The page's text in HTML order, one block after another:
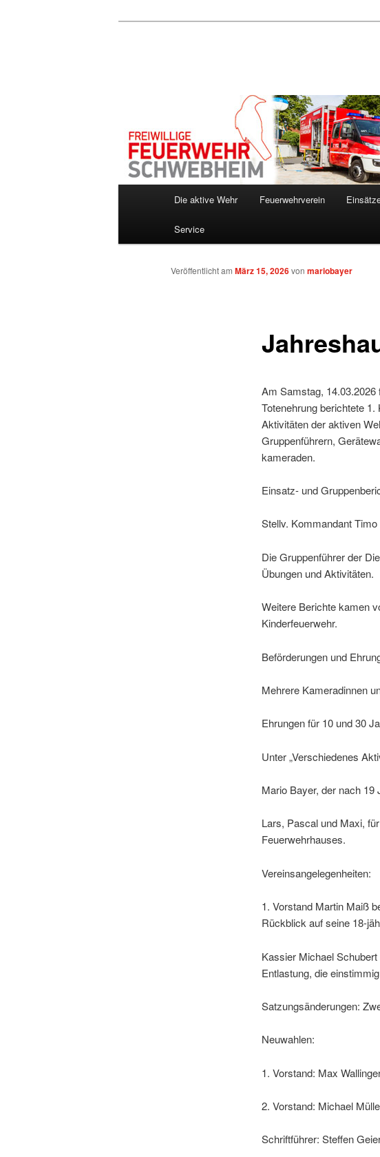
Die aktive Wehr Feuerwehrverein
Service
Veröffentlicht am März 15, 2026von mariobayer
Am Samstag,
Totenehrung berichtete
Aktivitäten der aktiven
Gruppenführern,
kameraden.
Einsatz- und
Stellv. Kommandant
Die Gruppenführer der
Übungen und Aktivitäten.
Weitere Berichte kamen
Kinderfeuerwehr.
Beförderungen und
Mehrere Kameradinnen
Ehrungen für 10 und 30
Unter „Verschiedenes
Mario Bayer, der nach 19
Lars, Pascal und Maxi,
Feuerwehrhauses.
Vereinsangelegenheiten:
1. Vorstand Martin Maiß
Rückblick auf seine 18-
Kassier Michael
Entlastung, die
Satzungsänderungen:
Neuwahlen:
1. Vorstand: Max
2. Vorstand: Michael
Schriftführer: Steffen